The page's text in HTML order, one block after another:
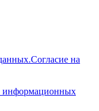
Согласие на
информационных